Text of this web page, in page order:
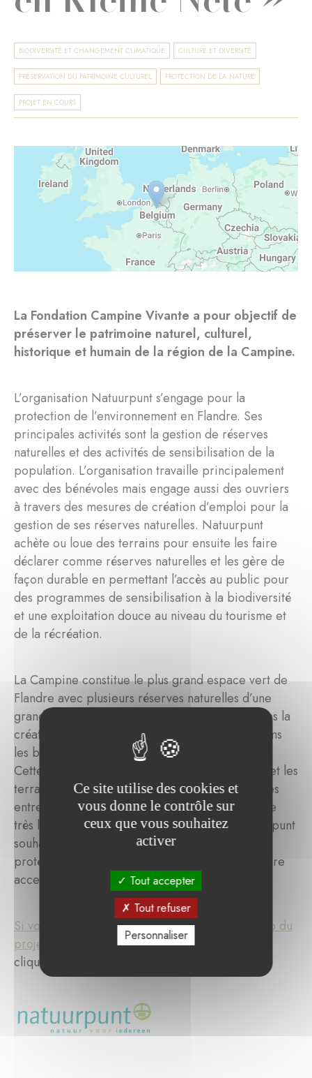
BIODIVERSITÉ ET CHANGEMENT CLIMATIQUE CULTURE ET DIVERSITÉ
PRÉSERVATION DU PATRIMOINE CULTUREL PROTECTION DE LA NATURE
PROJET EN COURS
La Fondation Campine Vivante a pour objectif de
préserver le patrimoine naturel, culturel,
historique et humain de la région de la Campine.
L’organisation Natuurpunt s’engage pour la
protection de l’environnement en Flandre. Ses
principales activités sont la gestion de réserves
naturelles et des activités de sensibilisation de la
population. L’organisation travaille principalement
avec des bénévoles mais engage aussi des ouvriers
à travers des mesures de création d’emploi pour la
gestion de ses réserves naturelles. Natuurpunt
achète ou loue des terrains pour ensuite les faire
déclarer comme réserves naturelles et les gère de
façon durable en permettant l’accès au public pour
des programmes de sensibilisation à la biodiversité
et une exploitation douce au niveau du tourisme et
de la récréation.
La Campine constitue le plus grand espace vert de
Flandre avec plusieurs réserves naturelles d’une
grande biodiversité. Natuurpunt est engagé dans la
création et la gestion d’une réserve naturelle dans
les bassins fluviaux de la Grande et Petite Nete.
Cette initiative vise à préserver la forêt fluviale et les
terrains humides aux abords des ces deux fleuves
entre Balen et Helen. Le projet est planifié sur le
très long terme. Dans les années à venir, Natuurpunt
souhaite acquérir peu à peu les terrains, les
protéger, les gérer de façon durable et les rendre
accessible au public.
Si vous désirez en savoir plus, visitez le site web du
projet en cliquant iciou celui de Natuurpunt en
cliquant sur le logo:
Ce site utilise des cookies et
vous donne le contrôle sur
ceux que vous souhaitez
activer
Tout accepter
Tout refuser
Personnaliser